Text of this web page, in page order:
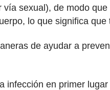
vía sexual), de modo
lo que significa
de ayudar a
infección en primer